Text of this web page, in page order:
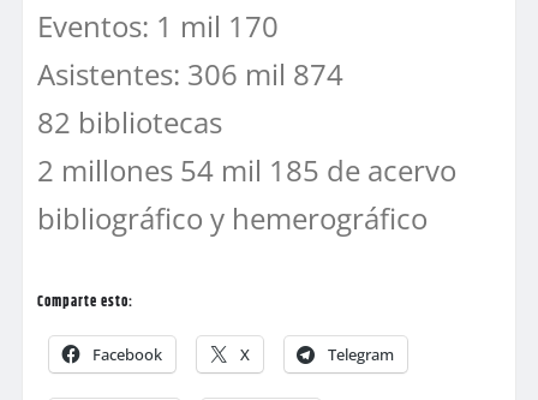
Eventos: 1 mil 170
Asistentes: 306 mil 874
82 bibliotecas
2 millones 54 mil 185 de acervo
bibliográfico y hemerográfico
Comparte esto:
Facebook X Telegram